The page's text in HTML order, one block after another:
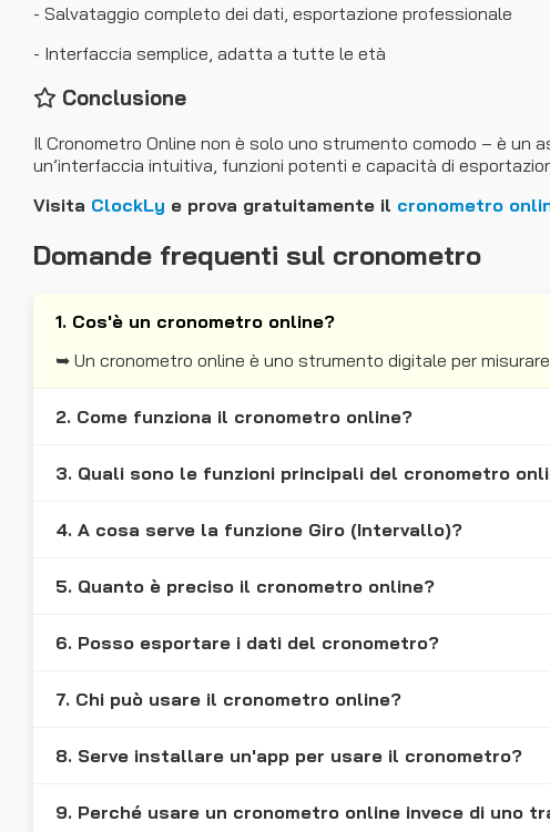
- Salvataggio completo dei dati, esportazione professionale
- Interfaccia semplice, adatta a tutte le età
Conclusione
Il Cronometro Online non è solo uno strumento comodo – è
un’interfaccia intuitiva, funzioni potenti e capacità di
Visita ClockLy e prova gratuitamente il cronometro
Domande frequenti sul cronometro
1. Cos'è un cronometro online?
➥ Un cronometro online è uno strumento digitale per
2. Come funziona il cronometro online?
3. Quali sono le funzioni principali del cronometro
4. A cosa serve la funzione Giro (Intervallo)?
5. Quanto è preciso il cronometro online?
6. Posso esportare i dati del cronometro?
7. Chi può usare il cronometro online?
8. Serve installare un'app per usare il cronometro?
9. Perché usare un cronometro online invece di uno